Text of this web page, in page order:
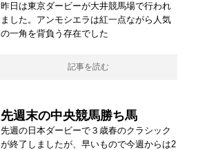
昨日は東京ダービーが大井競馬場で行われ
ました。アンモシエラは紅一点ながら人気
の一角を背負う存在でした
記事を読む
先週末の中央競馬勝ち馬
先週の日本ダービーで３歳春のクラシック
が終了しましたが、早いもので今週からは2